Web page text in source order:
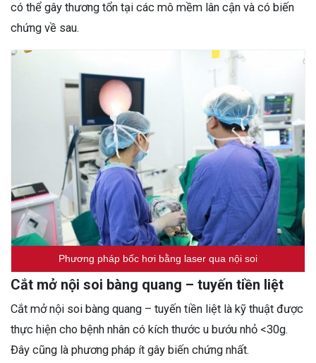
có thể gây thương tổn tại các mô mềm lân cận và có biến
chứng về sau.
Phương pháp bốc hơi bằng laser qua nội soi
Cắt mở nội soi bàng quang – tuyến tiền liệt
Cắt mở nội soi bàng quang – tuyến tiền liệt là kỹ thuật được
thực hiện cho bệnh nhân có kích thước u bướu nhỏ <30g.
Đây cũng là phương pháp ít gây biến chứng nhất.